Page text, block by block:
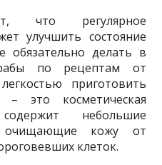
что регулярное
улучшить состояние
обязательно делать в
по рецептам от
приготовить
– это косметическая
небольшие
очищающие кожу от
клеток.